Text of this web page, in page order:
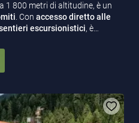
1 800 metri di altitudine, è un
. Con accesso diretto alle
escursionistici, è…